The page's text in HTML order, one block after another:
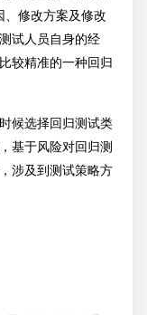
、修改方案及修改
试人员自身的经
较精准的一种回归
候选择回归测试类
基于风险对回归测
涉及到测试策略方